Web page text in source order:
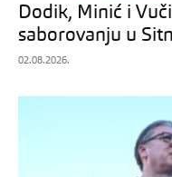
Dodik, Minić i
saborovanju u
02.08.2026.